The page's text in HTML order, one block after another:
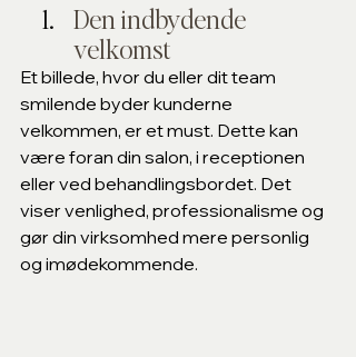
Den indbydende
velkomst
Et billede, hvor du eller dit team
smilende byder kunderne
velkommen, er et must. Dette kan
være foran din salon, i receptionen
eller ved behandlingsbordet. Det
viser venlighed, professionalisme og
gør din virksomhed mere personlig
og imødekommende.